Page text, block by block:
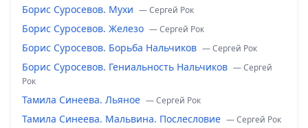
Борис Суросевов. Мухи — Сергей Рок
Борис Суросевов. Железо — Сергей Рок
Борис Суросевов. Борьба Нальчиков — Сергей Рок
Борис Суросевов. Гениальность Нальчиков — Сергей
Рок
Тамила Синеева. Льяное — Сергей Рок
Тамила Синеева. Мальвина. Послесловие — Сергей Рок